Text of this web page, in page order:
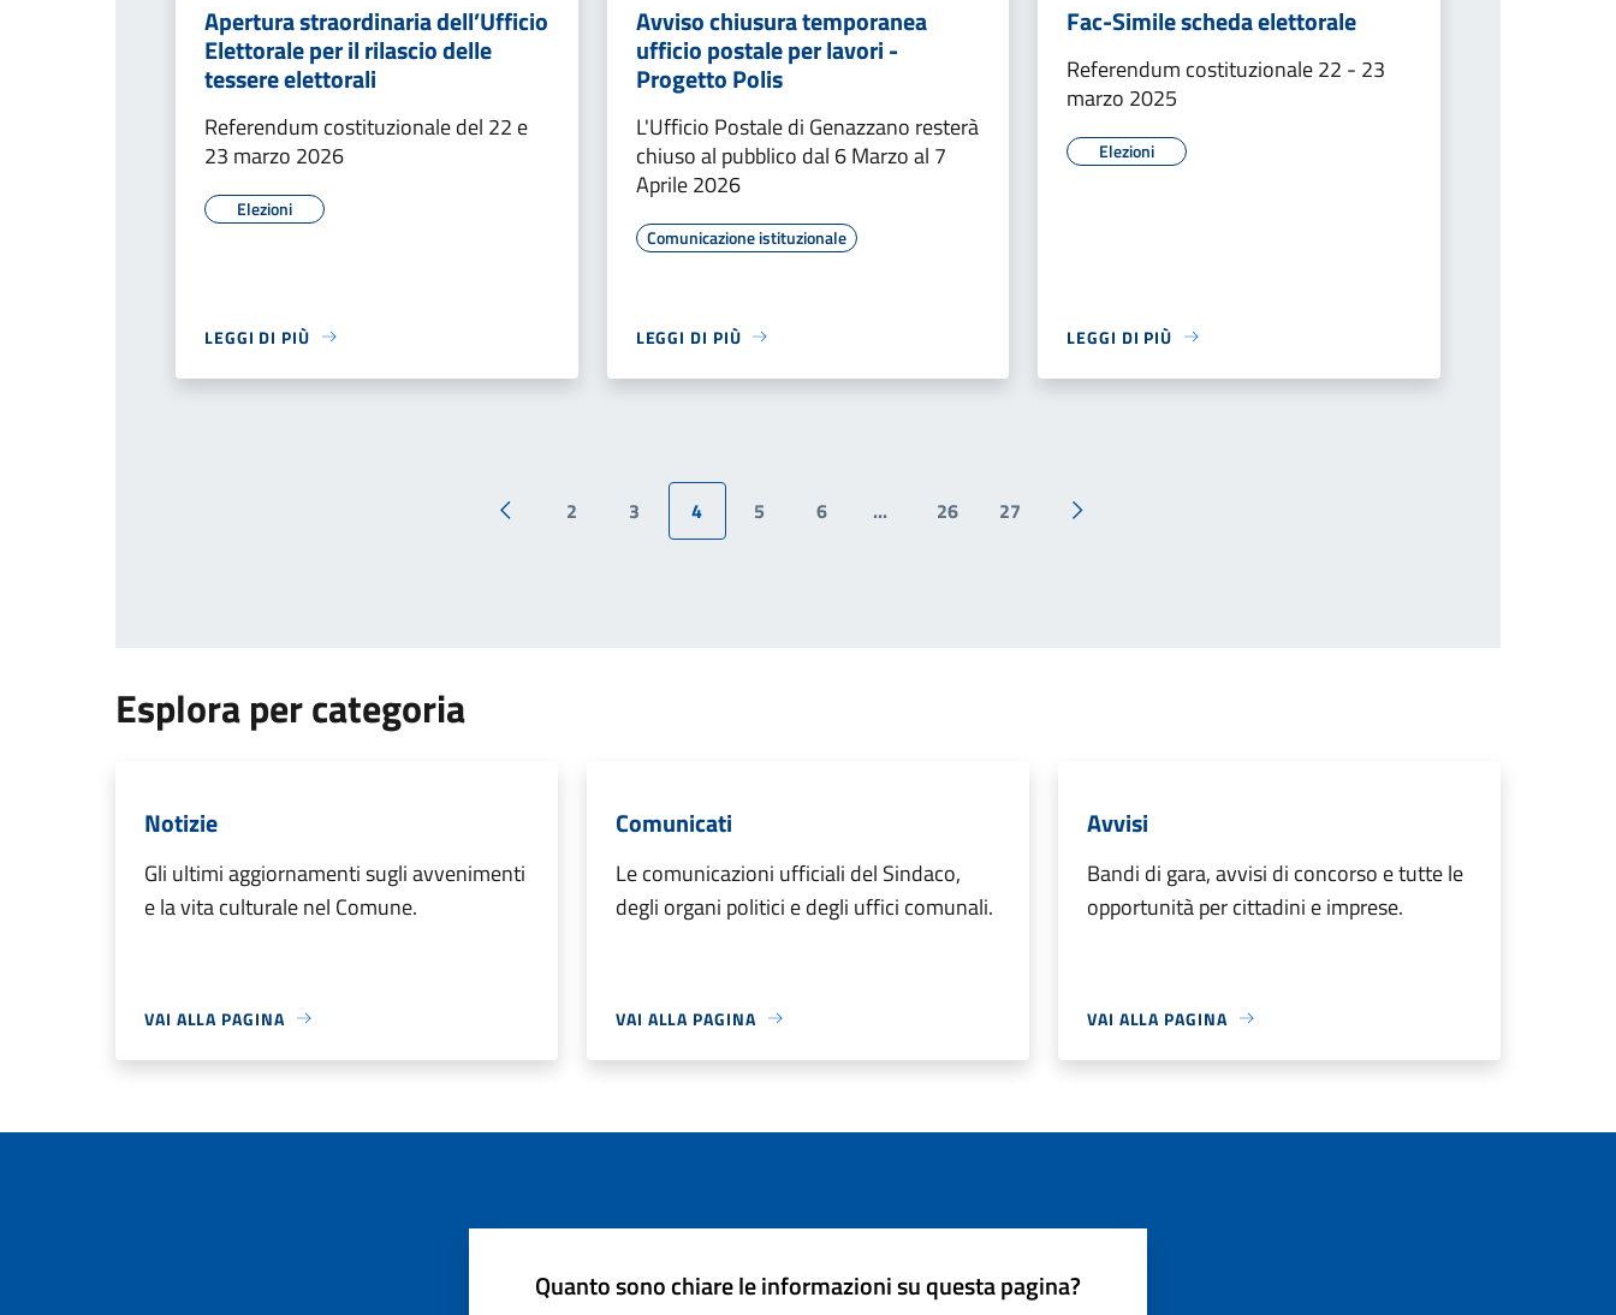
Apertura straordinaria dell’Ufficio
Elettorale per il rilascio delle
tessere elettorali
Referendum costituzionale del 22 e
23 marzo 2026
Elezioni
LEGGI DI PIÙ
Avviso chiusura temporanea
ufficio postale per lavori -
Progetto Polis
L'Ufficio Postale di Genazzano resterà
chiuso al pubblico dal 6 Marzo al 7
Aprile 2026
Comunicazione istituzionale
LEGGI DI PIÙ
Fac-Simile scheda elettorale
Referendum costituzionale 22 - 23
marzo 2025
Elezioni
LEGGI DI PIÙ
Pagina precedente
2 3 4 5 6 ... 26 27
Pagina successiva
Esplora per categoria
Notizie
Gli ultimi aggiornamenti sugli avvenimenti
e la vita culturale nel Comune.
VAI ALLA PAGINA
Comunicati
Le comunicazioni ufficiali del Sindaco,
degli organi politici e degli uffici comunali.
VAI ALLA PAGINA
Avvisi
Bandi di gara, avvisi di concorso e tutte le
opportunità per cittadini e imprese.
VAI ALLA PAGINA
Quanto sono chiare le informazioni su questa pagina?